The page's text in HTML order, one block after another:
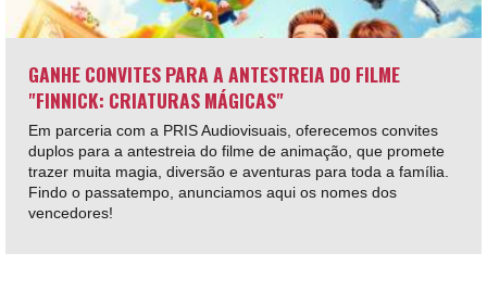
GANHE CONVITES PARA A ANTESTREIA DO FILME
"FINNICK: CRIATURAS MÁGICAS"
Em parceria com a PRIS Audiovisuais, oferecemos convites
duplos para a antestreia do filme de animação, que promete
trazer muita magia, diversão e aventuras para toda a família.
Findo o passatempo, anunciamos aqui os nomes dos
vencedores!